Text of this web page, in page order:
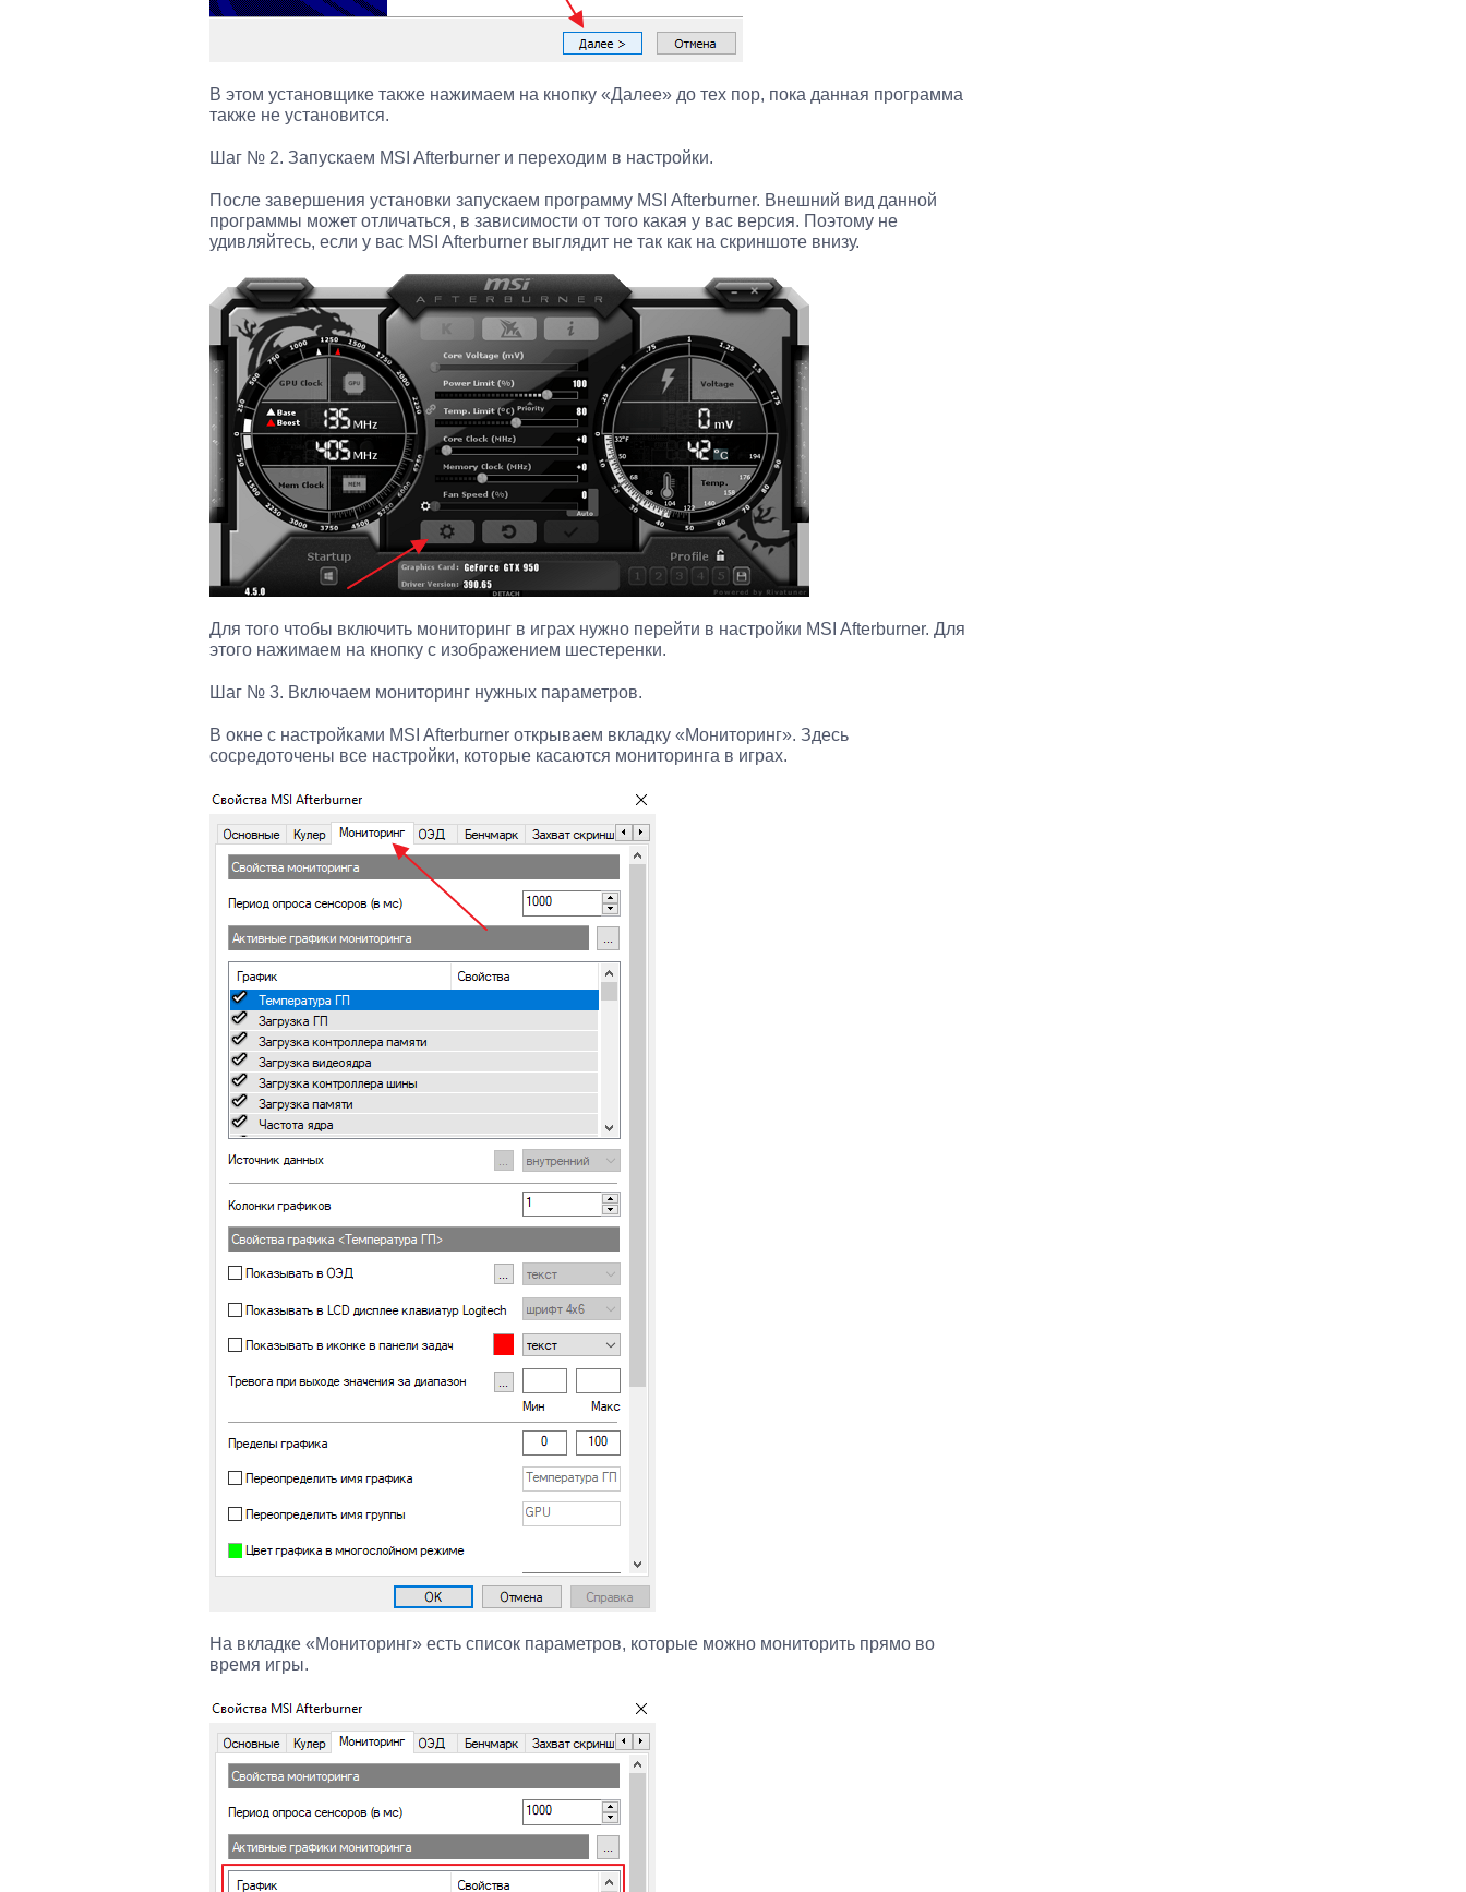
В этом установщике также нажимаем на кнопку «Далее» до тех пор, пока данная программа
также не установится.
Шаг № 2. Запускаем MSI Afterburner и переходим в настройки.
После завершения установки запускаем программу MSI Afterburner. Внешний вид данной
программы может отличаться, в зависимости от того какая у вас версия. Поэтому не
удивляйтесь, если у вас MSI Afterburner выглядит не так как на скриншоте внизу.
Для того чтобы включить мониторинг в играх нужно перейти в настройки MSI Afterburner. Для
этого нажимаем на кнопку с изображением шестеренки.
Шаг № 3. Включаем мониторинг нужных параметров.
В окне с настройками MSI Afterburner открываем вкладку «Мониторинг». Здесь
сосредоточены все настройки, которые касаются мониторинга в играх.
На вкладке «Мониторинг» есть список параметров, которые можно мониторить прямо во
время игры.